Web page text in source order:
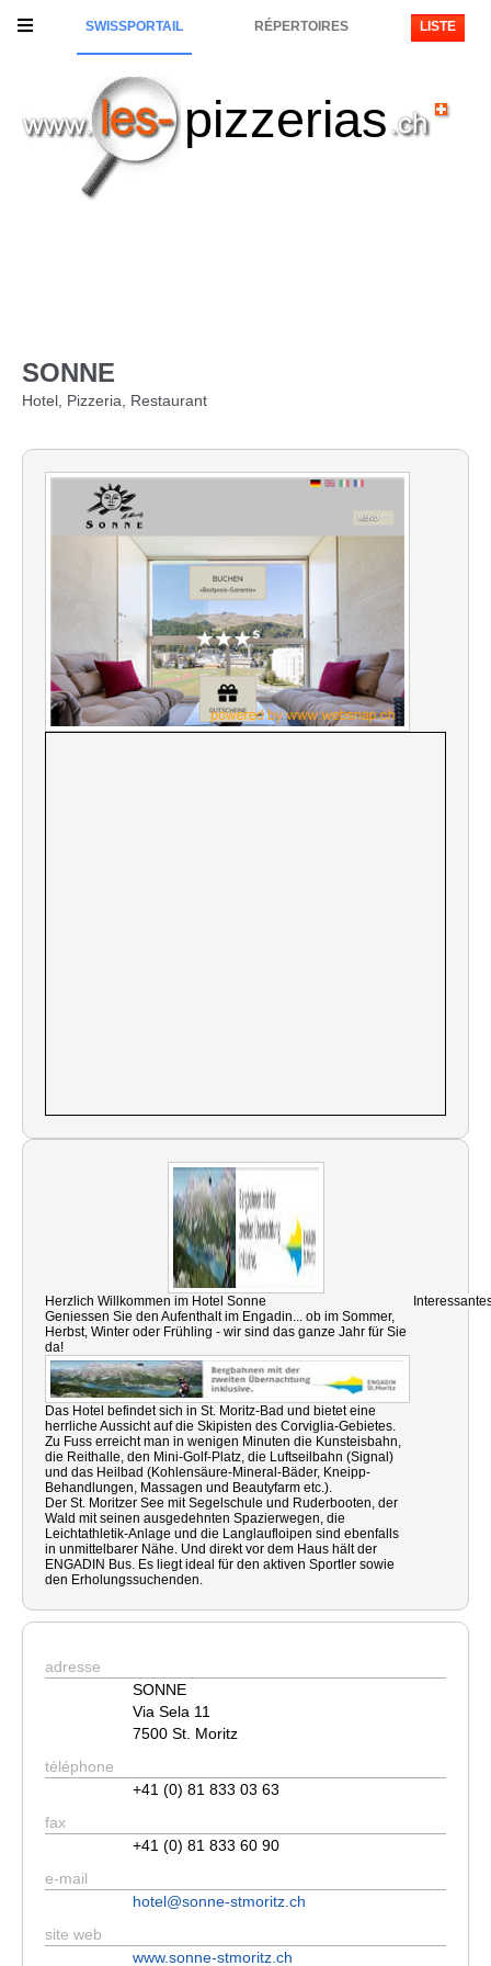
SWISSPORTAIL RÉPERTOIRES LISTE
pizzerias
SONNE
Hotel, Pizzeria, Restaurant
Herzlich Willkommen im Hotel Sonne
Geniessen Sie den Aufenthalt im Engadin... ob im Sommer,
Herbst, Winter oder Frühling - wir sind das ganze Jahr für Sie
da!
Das Hotel befindet sich in St. Moritz-Bad und bietet eine
herrliche Aussicht auf die Skipisten des Corviglia-Gebietes.
Zu Fuss erreicht man in wenigen Minuten die Kunsteisbahn,
die Reithalle, den Mini-Golf-Platz, die Luftseilbahn (Signal)
und das Heilbad (Kohlensäure-Mineral-Bäder, Kneipp-
Behandlungen, Massagen und Beautyfarm etc.).
Der St. Moritzer See mit Segelschule und Ruderbooten, der
Wald mit seinen ausgedehnten Spazierwegen, die
Leichtathletik-Anlage und die Langlaufloipen sind ebenfalls
in unmittelbarer Nähe. Und direkt vor dem Haus hält der
ENGADIN Bus. Es liegt ideal für den aktiven Sportler sowie
den Erholungssuchenden.
adresse
SONNE
Via Sela 11
7500 St. Moritz
téléphone
+41 (0) 81 833 03 63
fax
+41 (0) 81 833 60 90
e-mail
hotel@sonne-stmoritz.ch
site web
www.sonne-stmoritz.ch